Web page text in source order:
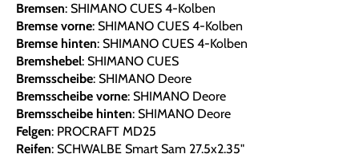
Bremsen: SHIMANO CUES 4-Kolben
Bremse vorne: SHIMANO CUES 4-Kolben
Bremse hinten: SHIMANO CUES 4-Kolben
Bremshebel: SHIMANO CUES
Bremsscheibe: SHIMANO Deore
Bremsscheibe vorne: SHIMANO Deore
Bremsscheibe hinten: SHIMANO Deore
Felgen: PROCRAFT MD25
Reifen: SCHWALBE Smart Sam 27.5x2.35"